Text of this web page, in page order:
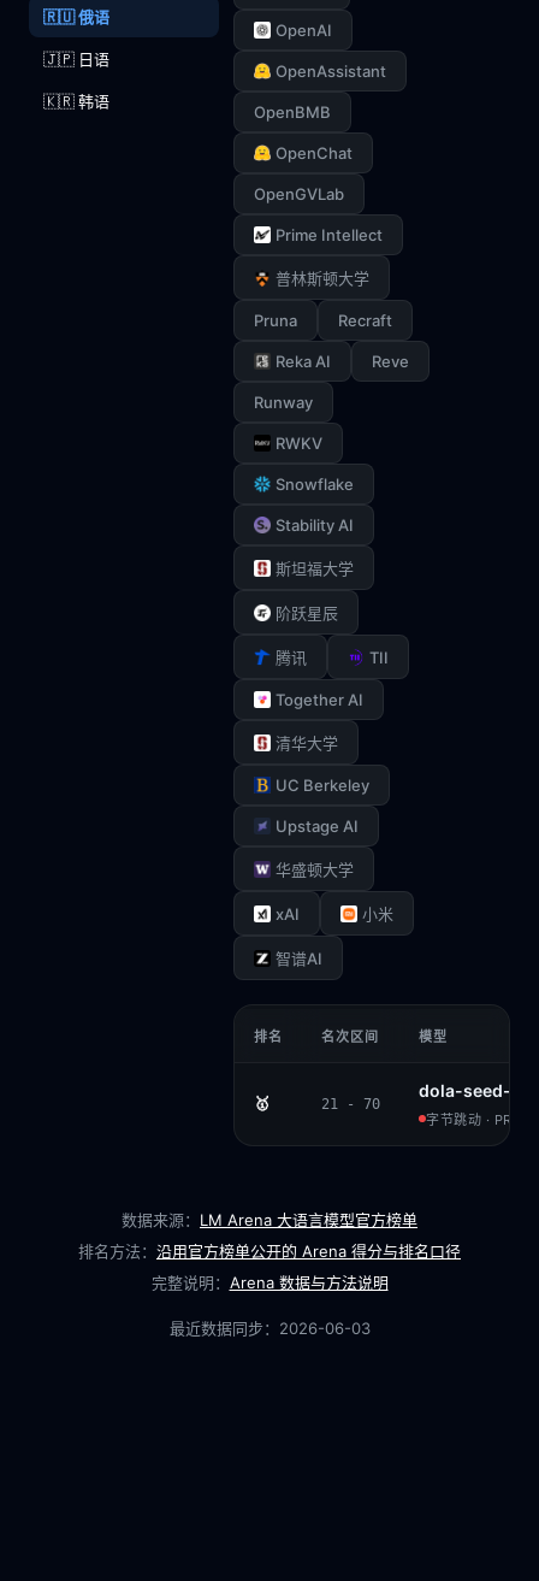
🇷🇺 俄语
🇯🇵 日语
🇰🇷 韩语
OpenAI
OpenAssistant
OpenBMB
OpenChat
OpenGVLab
Prime Intellect
普林斯顿大学
Pruna Recraft
Reka AI Reve
Runway
RWKV
Snowflake
Stability AI
斯坦福大学
阶跃星辰
腾讯 TII
Together AI
清华大学
UC Berkeley
Upstage AI
华盛顿大学
xAI 小米
智谱AI
排名 名次区间 模型
🥇 21 - 70
dola-seed-
字节跳动 ·
数据来源： LM Arena 大语言模型官方榜单
排名方法： 沿用官方榜单公开的 Arena 得分与排名口径
完整说明： Arena 数据与方法说明
最近数据同步： 2026-06-03